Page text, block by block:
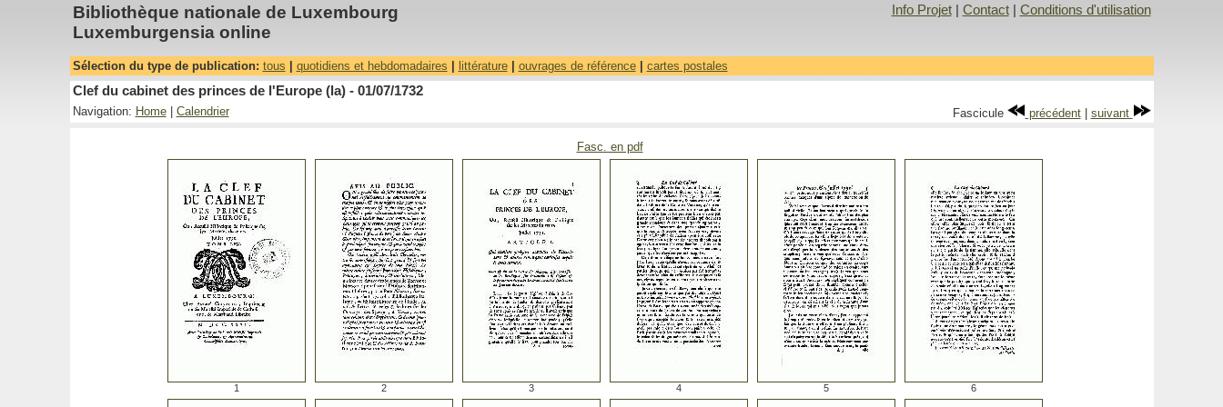
Bibliothèque nationale de Luxembourg
Luxemburgensia online
Info Projet| Contact| Conditions d'utilisation
Sélection du type de publication: tous quotidiens et hebdomadaires littérature| ouvrages de référence| cartes postales
Clef du cabinet des princes de l'Europe (la) - 01/07/1732
Navigation: Home| Calendrier Fascicule précédent| suivant
Fasc. en pdf
1 2 3 4 5 6